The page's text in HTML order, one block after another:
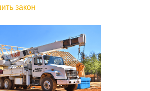
закон